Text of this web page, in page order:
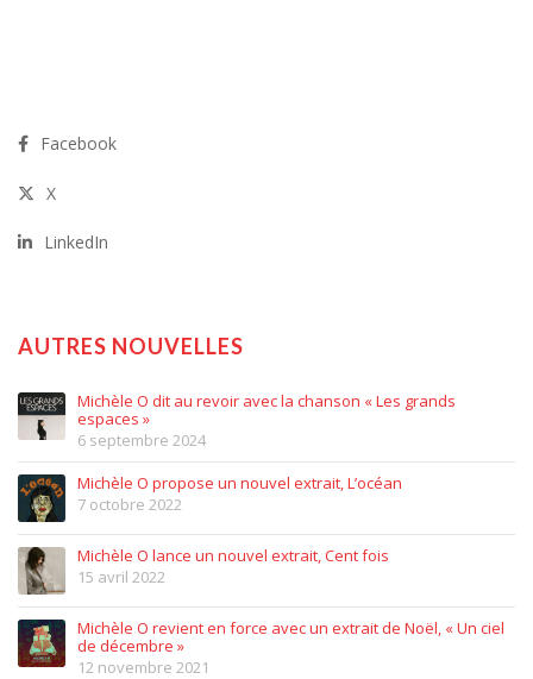
Facebook
X
LinkedIn
AUTRES NOUVELLES
Michèle O dit au revoir avec la chanson « Les grands
espaces »
6 septembre 2024
Michèle O propose un nouvel extrait, L’océan
7 octobre 2022
Michèle O lance un nouvel extrait, Cent fois
15 avril 2022
Michèle O revient en force avec un extrait de Noël, « Un ciel
de décembre »
12 novembre 2021